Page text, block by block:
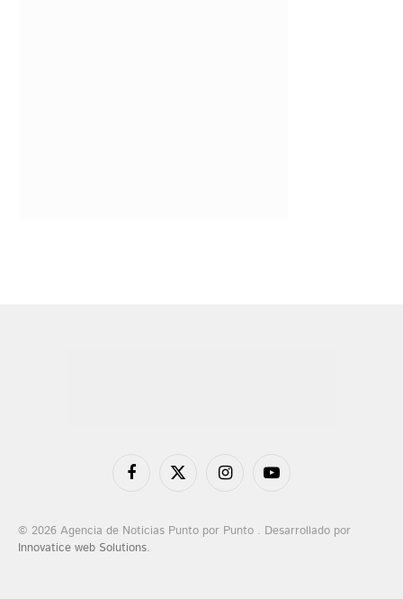
FacebookX
InstagramYouTube
© 2026 Agencia de Noticias Punto por Punto . Desarrollado por
Innovatice web Solutions.